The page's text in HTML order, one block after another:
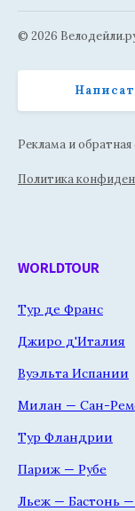
© 2026
Реклама и обратная
Политика
WORLDTOUR
Тур де Франс
Джиро д'Италия
Вуэльта Испании
Милан — Сан-
Тур Фландрии
Париж — Рубе
Льеж — Бастонь